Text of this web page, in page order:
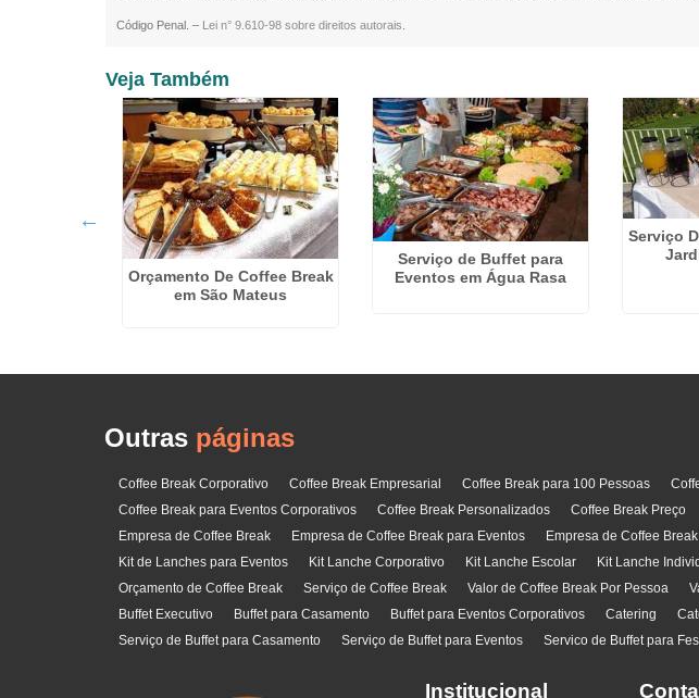
Código Penal. – Lei n° 9.610-98 sobre direitos autorais
Veja Também
Orçamento De Coffee Break
em São Mateus
Serviço de Buffet para
Eventos em Água Rasa
Serviço
Outras páginas
Coffee Break Corporativo Coffee Break Empresarial Coffee Break para 100 Pessoas
Coffee Break para Eventos Corporativos
Coffee Break Personalizados Coffee Break Preço
Empresa de Coffee Break
Empresa de Coffee Break para Eventos Empresa de Coffee
Kit de Lanches para Eventos
Kit Lanche Corporativo Kit Lanche Escolar Kit Lanche
Orçamento de Coffee Break
Serviço de Coffee Break Valor de Coffee Break Por Pessoa
Buffet Executivo
Buffet para Casamento Buffet para Eventos Corporativos Catering
Serviço de Buffet para Casamento
Serviço de Buffet para Eventos Servico de Buffet para
Institucional